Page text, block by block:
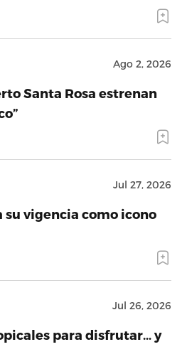
Ago 2, 2026
Santa Rosa estrenan
Jul 27, 2026
vigencia como icono
Jul 26, 2026
para disfrutar… y